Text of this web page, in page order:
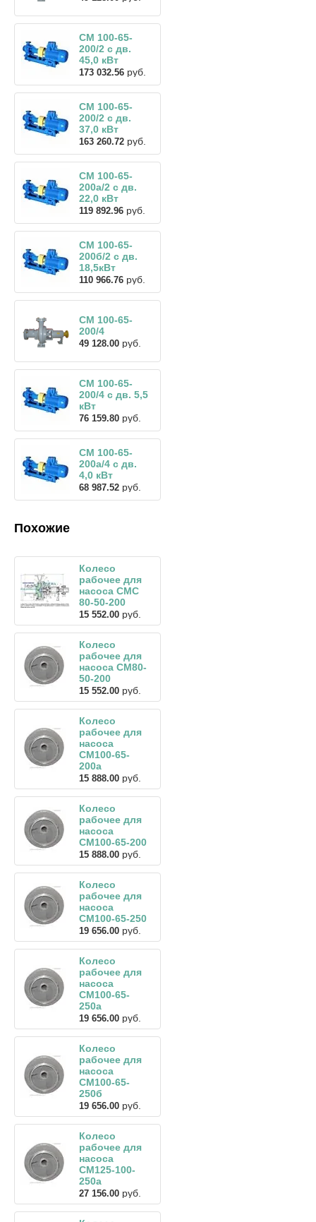
СМ 100-65-
200/2 с дв.
45,0 кВт
173 032.56 руб.
СМ 100-65-
200/2 с дв.
37,0 кВт
163 260.72 руб.
СМ 100-65-
200а/2 с дв.
22,0 кВт
119 892.96 руб.
СМ 100-65-
200б/2 с дв.
18,5кВт
110 966.76 руб.
СМ 100-65-
200/4
49 128.00 руб.
СМ 100-65-
200/4 с дв. 5,5
кВт
76 159.80 руб.
СМ 100-65-
200а/4 с дв.
4,0 кВт
68 987.52 руб.
Похожие
Колесо
рабочее для
насоса СМС
80-50-200
15 552.00 руб.
Колесо
рабочее для
насоса СМ80-
50-200
15 552.00 руб.
Колесо
рабочее для
насоса
СМ100-65-
200а
15 888.00 руб.
Колесо
рабочее для
насоса
СМ100-65-200
15 888.00 руб.
Колесо
рабочее для
насоса
СМ100-65-250
19 656.00 руб.
Колесо
рабочее для
насоса
СМ100-65-
250а
19 656.00 руб.
Колесо
рабочее для
насоса
СМ100-65-
250б
19 656.00 руб.
Колесо
рабочее для
насоса
СМ125-100-
250а
27 156.00 руб.